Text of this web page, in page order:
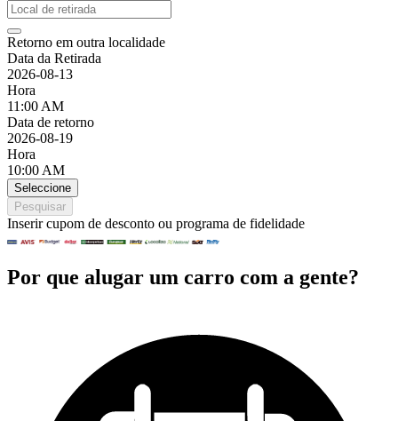
Retorno em outra localidade
Data da Retirada
2026-08-13
Hora
11:00 AM
Data de retorno
2026-08-19
Hora
10:00 AM
Seleccione
Pesquisar
Inserir cupom de desconto ou programa de fidelidade
Por que alugar um carro com a gente?